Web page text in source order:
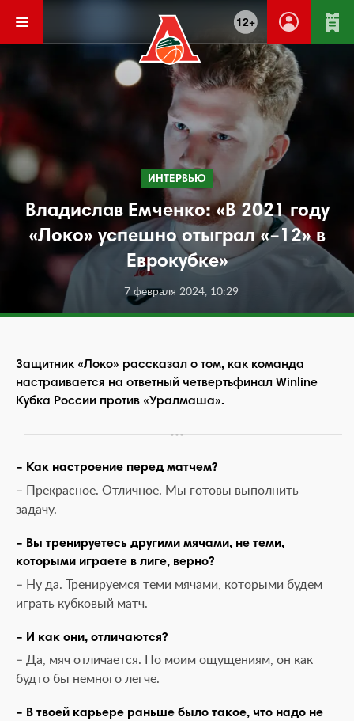
12+
ИНТЕРВЬЮ
Владислав Емченко: «В 2021 году
«Локо» успешно отыграл «–12» в
Еврокубке»
7 февраля 2024, 10:29
Защитник «Локо» рассказал о том, как команда
настраивается на ответный четвертьфинал Winline
Кубка России против «Уралмаша».
– Как настроение перед матчем?
– Прекрасное. Отличное. Мы готовы выполнить
задачу.
– Вы тренируетесь другими мячами, не теми,
которыми играете в лиге, верно?
– Ну да. Тренируемся теми мячами, которыми будем
играть кубковый матч.
– И как они, отличаются?
– Да, мяч отличается. По моим ощущениям, он как
будто бы немного легче.
– В твоей карьере раньше было такое, что надо не